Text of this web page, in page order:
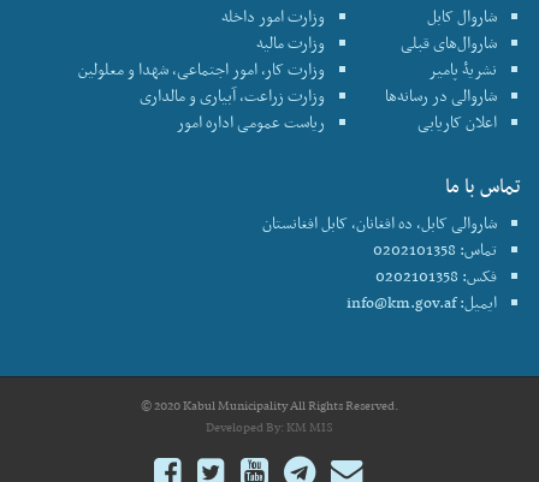
شاروال کابل
شاروال‌های قبلی
نشریۀ پامیر
شاروالی در رسانه‌ها
اعلان کاریابی
وزارت امور داخله
وزارت مالیه
وزارت کار، امور اجتماعی، شهدا و معلولین
وزارت زراعت، آبیاری و مالداری
ریاست عمومی اداره امور
تماس با ما
شاروالی کابل، ده افغانان، کابل افغانستان
تماس: 0202101358
فکس: 0202101358
ایمیل:info@km.gov.af
© 2020 Kabul Municipality All Rights Reserved.
Developed By:KM MIS